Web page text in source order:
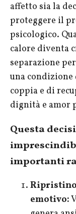
affetto sia la
proteggere il
psicologico.
calore diventa
separazione
una
coppia e di
dignità e amor
Questa
importanti
emotivo: